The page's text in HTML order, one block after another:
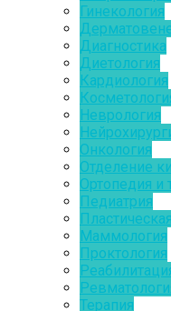
Гинекология
Диагностика
Диетология
Кардиология
Неврология
Онкология
Отделение
Ортопедия и
Педиатрия
Маммология
Проктология
Терапия